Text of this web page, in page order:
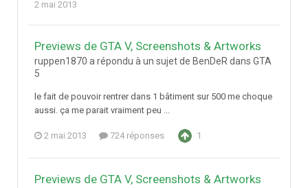
2 mai 2013
Previews de GTA V, Screenshots & Artworks
ruppen1870 a répondu à un sujet de BenDeR dans GTA
5
le fait de pouvoir rentrer dans 1 bâtiment sur 500 me choque
aussi. ça me parait vraiment peu ...
2 mai 2013 724 réponses 1
Previews de GTA V, Screenshots & Artworks